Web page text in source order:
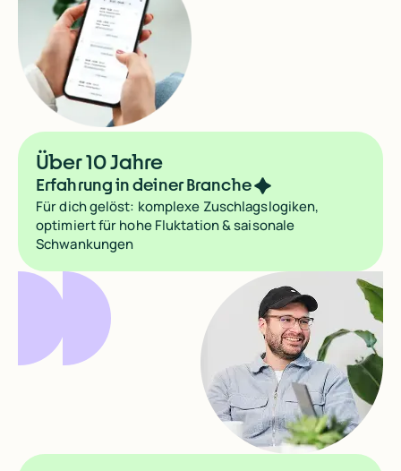
Über 10 Jahre
Erfahrung in deiner Branche
Für dich gelöst: komplexe Zuschlagslogiken,
optimiert für hohe Fluktation & saisonale
Schwankungen